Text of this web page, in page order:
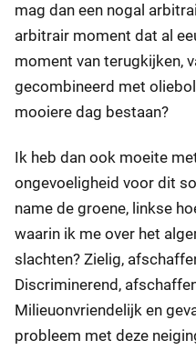
mag dan een nogal
arbitrair moment dat al
moment van terugkijken,
gecombineerd met
mooiere dag bestaan?
Ik heb dan ook moeite
ongevoeligheid voor dit
name de groene, linkse
waarin ik me over het
slachten? Zielig,
Discriminerend,
Milieuonvriendelijk en
probleem met deze